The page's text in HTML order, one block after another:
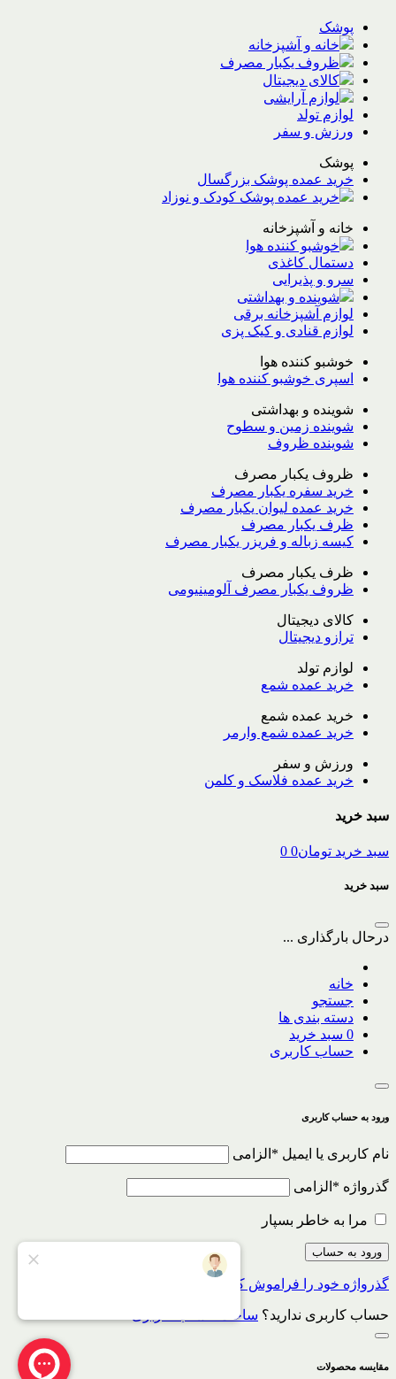
پوشک
خانه و آشپزخانه
ظروف یکبار مصرف
کالای دیجیتال
لوازم آرایشی
لوازم تولد
ورزش و سفر
پوشک
خرید عمده پوشک بزرگسال
خرید عمده پوشک کودک و نوزاد
خانه و آشپزخانه
خوشبو کننده هوا
دستمال کاغذی
سرو و پذیرایی
شوینده و بهداشتی
لوازم آشپزخانه برقی
لوازم قنادی و کیک پزی
خوشبو کننده هوا
اسپری خوشبو کننده هوا
شوینده و بهداشتی
شوینده زمین و سطوح
شوینده ظروف
ظروف یکبار مصرف
خرید سفره یکبار مصرف
خرید عمده لیوان یکبار مصرف
ظرف یکبار مصرف
کیسه زباله و فریزر یکبار مصرف
ظرف یکبار مصرف
ظروف یکبار مصرف آلومینیومی
کالای دیجیتال
ترازو دیجیتال
لوازم تولد
خرید عمده شمع
خرید عمده شمع
خرید عمده شمع وارمر
ورزش و سفر
خرید عمده فلاسک و کلمن
سبد خرید
سبد خرید تومان0
0
سبد خرید
درحال بارگذاری ...
خانه
جستجو
دسته بندی ها
0 سبد خرید
حساب کاربری
ورود به حساب کاربری
نام کاربری یا ایمیل * الزامی
گذرواژه * الزامی
مرا به خاطر بسپار
ورود به حساب
گذرواژه خود را فراموش کرده اید؟
حساب کاربری ندارید؟ ساخت حساب کاربری
مقایسه محصولات